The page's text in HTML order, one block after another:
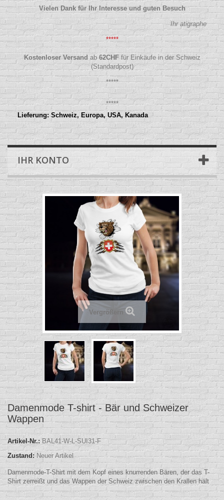
Vielen Dank für Ihr Interesse und guten Besuch
Ihr atigraphe
*****
Kostenloser Versandab62CHFfür Einkäufe in der Schweiz
(Standardpost)
*****
*****
Lieferung: Schweiz, Europa, USA, Kanada
IHR KONTO
Vergrößern
Damenmode T-shirt - Bär und Schweizer
Wappen
Artikel-Nr.: BAL41-W-L-SUI31-F
Zustand: Neuer Artikel
Damenmode-T-Shirt mit dem Kopf eines knurrenden Bären, der das T-
Shirt zerreißt und das Wappen der Schweiz zwischen den Krallen hält